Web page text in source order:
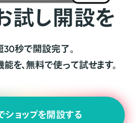
試し開設を
30秒で開設完了。
を、無料で使って試せます。
ショップを開設する